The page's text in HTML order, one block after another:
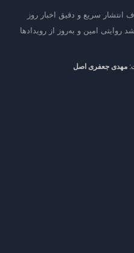
انتشار سریع و دقیق اخبار روز
امین و به‌روز از رویدادها
مهدی جعفری اصل